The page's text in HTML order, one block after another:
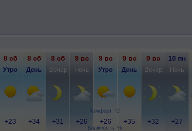
Комфорт, °C
Влажность, %
8 сб 8 сб 8 сб 9 вс 9 вс 9 вс 9 вс 10 пн
Утро День Вечер Ночь Утро День Вечер Ночь
+23 +34 +31 +26 +26 +35 +32 +27